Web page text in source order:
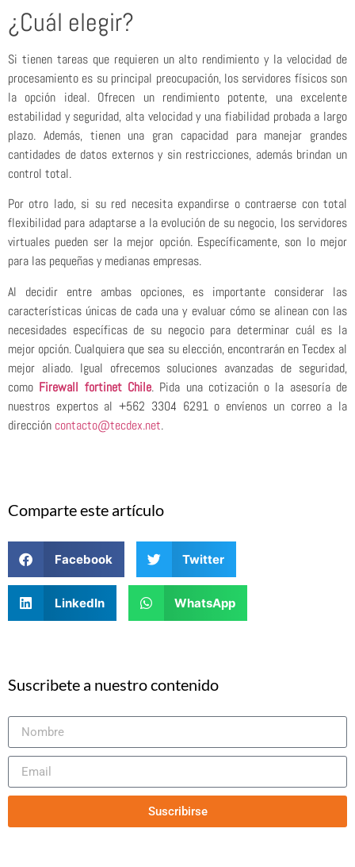
¿Cuál elegir?
Si tienen tareas que requieren un alto rendimiento y la velocidad de
procesamiento es su principal preocupación, los servidores físicos son
la opción ideal. Ofrecen un rendimiento potente, una excelente
estabilidad y seguridad, alta velocidad y una fiabilidad probada a largo
plazo. Además, tienen una gran capacidad para manejar grandes
cantidades de datos externos y sin restricciones, además brindan un
control total.
Por otro lado, si su red necesita expandirse o contraerse con total
flexibilidad para adaptarse a la evolución de su negocio, los servidores
virtuales pueden ser la mejor opción. Específicamente, son lo mejor
para las pequeñas y medianas empresas.
Al decidir entre ambas opciones, es importante considerar las
características únicas de cada una y evaluar cómo se alinean con las
necesidades específicas de su negocio para determinar cuál es la
mejor opción. Cualquiera que sea su elección, encontrarán en Tecdex al
mejor aliado. Igual ofrecemos soluciones avanzadas de seguridad,
como Firewall fortinet Chile. Pida una cotización o la asesoría de
nuestros expertos al +562 3304 6291 o envíenos un correo a la
dirección contacto@tecdex.net.
Comparte este artículo
Facebook Twitter
LinkedIn WhatsApp
Suscribete a nuestro contenido
Suscribirse